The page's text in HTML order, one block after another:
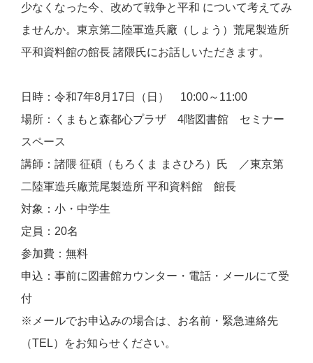
少なくなった今、改めて戦争と平和 について考えてみ
ませんか。東京第二陸軍造兵廠（しょう）荒尾製造所
平和資料館の館長 諸隈氏にお話しいただきます。
日時：令和7年8月17日（日） 10:00～11:00
場所：くまもと森都心プラザ 4階図書館 セミナー
スペース
講師：諸隈 征碩（もろくま まさひろ）氏 ／東京第
二陸軍造兵廠荒尾製造所 平和資料館 館長
対象：小・中学生
定員：20名
参加費：無料
申込：事前に図書館カウンター・電話・メールにて受
付
※メールでお申込みの場合は、お名前・緊急連絡先
（TEL）をお知らせください。